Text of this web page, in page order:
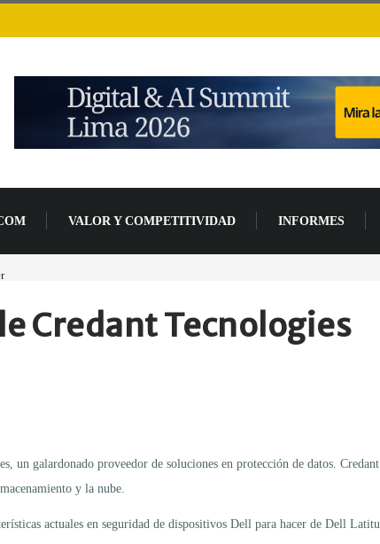
VALOR Y COMPETITIVIDAD INFORMES
Credant Tecnologies
un galardonado proveedor de soluciones en protección de datos.
y la nube.
actuales en seguridad de dispositivos Dell para hacer de Dell